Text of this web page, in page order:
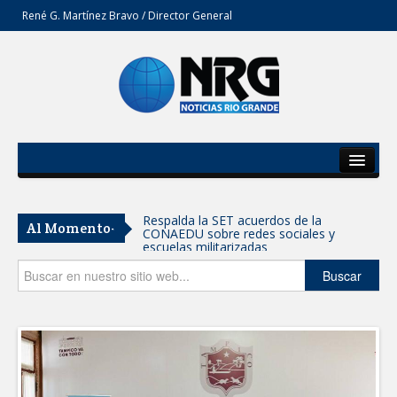
René G. Martínez Bravo / Director General
Del Estado
Secciones
Opinión
Al Momento- Respalda la SET acuerdos de la
CONAEDU sobre redes sociales y
escuelas militarizadas
AVANZAN TRABAJOS DE
MANTIENE EL RITMO DE LAS OBRAS
PRIORITARIAS
Atendió Protección Civil de Reynosa
reportes ante lluvias
Buscar